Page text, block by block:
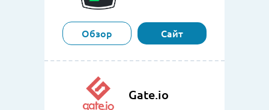
Обзор Сайт
Gate.io